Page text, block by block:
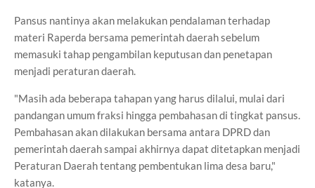
Pansus nantinya akan melakukan pendalaman terhadap
materi Raperda bersama pemerintah daerah sebelum
memasuki tahap pengambilan keputusan dan penetapan
menjadi peraturan daerah.
"Masih ada beberapa tahapan yang harus dilalui, mulai dari
pandangan umum fraksi hingga pembahasan di tingkat pansus.
Pembahasan akan dilakukan bersama antara DPRD dan
pemerintah daerah sampai akhirnya dapat ditetapkan menjadi
Peraturan Daerah tentang pembentukan lima desa baru,"
katanya.